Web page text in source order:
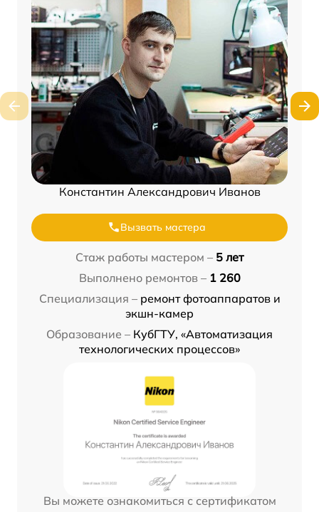
Константин Александрович Иванов
Вызвать мастера
Стаж работы мастером – 5 лет
Выполнено ремонтов – 1 260
Специализация – ремонт фотоаппаратов и
экшн-камер
Образование – КубГТУ, «Автоматизация
технологических процессов»
Вы можете ознакомиться с сертификатом